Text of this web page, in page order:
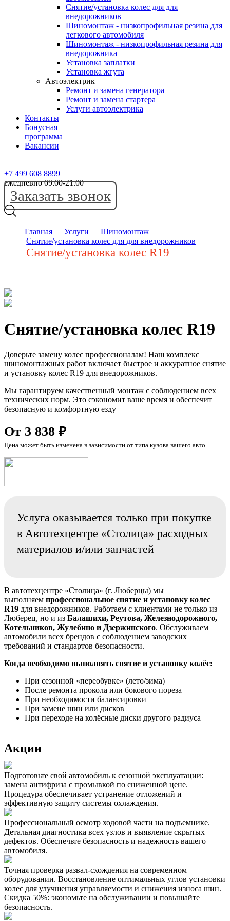
Снятие/установка колес для для
внедорожников
Шиномонтаж - низкопрофильная резина для
легкового автомобиля
Шиномонтаж - низкопрофильная резина для
внедорожника
Установка заплатки
Установка жгута
Автоэлектрик
Ремонт и замена генератора
Ремонт и замена стартера
Услуги автоэлектрика
Контакты
Бонусная
программа
Вакансии
+7 499 608 8899
ежедневно 09:00-21:00
Заказать звонок
Главная Услуги
Шиномонтаж
Снятие/установка колес для для внедорожников
Снятие/установка колес R19
Снятие/установка колес R19
Доверьте замену колес профессионалам! Наш комплекс
шиномонтажных работ включает быстрое и аккуратное снятие
и установку колес R19 для внедорожников.
Мы гарантируем качественный монтаж с соблюдением всех
технических норм. Это сэкономит ваше время и обеспечит
безопасную и комфортную езду
От 3 838 ₽
Цена может быть изменена в зависимости от типа кузова вашего авто.
Услуга оказывается только при покупке
в Автотехцентре «Столица» расходных
материалов и/или запчастей
В автотехцентре «Столица» (г. Люберцы) мы
выполняем профессиональное снятие и установку колес
R19 для внедорожников. Работаем с клиентами не только из
Люберец, но и из Балашихи, Реутова, Железнодорожного,
Котельников, Жулебино и Дзержинского. Обслуживаем
автомобили всех брендов с соблюдением заводских
требований и стандартов безопасности.
Когда необходимо выполнять снятие и установку колёс:
При сезонной «переобувке» (лето/зима)
После ремонта прокола или бокового пореза
При необходимости балансировки
При замене шин или дисков
При переходе на колёсные диски другого радиуса
Акции
Подготовьте свой автомобиль к сезонной эксплуатации:
замена антифриза с промывкой по сниженной цене.
Процедура обеспечивает устранение отложений и
эффективную защиту системы охлаждения.
Профессиональный осмотр ходовой части на подъемнике.
Детальная диагностика всех узлов и выявление скрытых
дефектов. Обеспечьте безопасность и надежность вашего
автомобиля.
Точная проверка развал-схождения на современном
оборудовании. Восстановление оптимальных углов установки
колес для улучшения управляемости и снижения износа шин.
Скидка 50%: экономьте на обслуживании и повышайте
безопасность.